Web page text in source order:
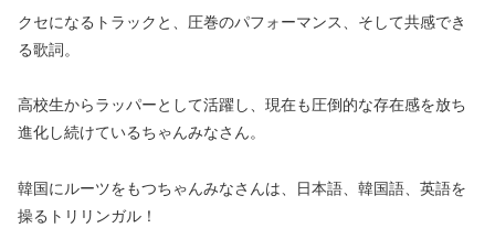
クセになるトラックと、圧巻のパフォーマンス、そして共感でき
る歌詞。
高校生からラッパーとして活躍し、現在も圧倒的な存在感を放ち
進化し続けているちゃんみなさん。
韓国にルーツをもつちゃんみなさんは、日本語、韓国語、英語を
操るトリリンガル！